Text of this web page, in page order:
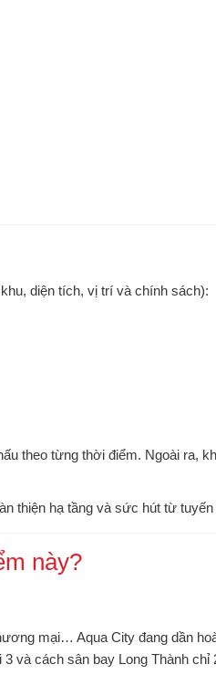
diện tích, vị trí và chính sách):
theo từng thời điểm. Ngoài ra,
thiện hạ tầng và sức hút từ
này?
mại… Aqua City đang dần
3 và cách sân bay Long Thành chỉ